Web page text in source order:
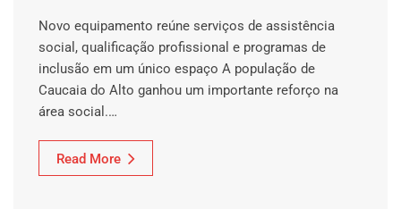
Novo equipamento reúne serviços de assistência
social, qualificação profissional e programas de
inclusão em um único espaço A população de
Caucaia do Alto ganhou um importante reforço na
área social.…
Read More